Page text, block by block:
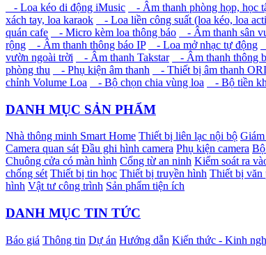
- Loa kéo di động iMusic - Âm thanh phòng họp, học
xách tay, loa karaok
- Loa liền công suất (loa kéo, loa
quán cafe
- Micro kèm loa thông báo - Âm thanh sân
rộng
- Âm thanh thông báo IP - Loa mở nhạc tự động
vườn ngoài trời
- Âm thanh Takstar - Âm thanh thông
phòng thu
- Phụ kiện âm thanh - Thiết bị âm thanh
chỉnh Volume Loa
- Bộ chọn chia vùng loa - Bộ tiền
DANH MỤC SẢN PHẨM
Nhà thông minh Smart Home Thiết bị liên lạc nội bộ Giám
Camera quan sát Đầu ghi hình camera Phụ kiện camera
Chuông cửa có màn hình Cổng từ an ninh Kiểm soát ra
chống sét Thiết bị tin học Thiết bị truyền hình Thiết bị văn
hình Vật tư công trình Sản phẩm tiện ích
DANH MỤC TIN TỨC
Báo giá Thông tin Dự án Hướng dẫn Kiến thức - Kinh